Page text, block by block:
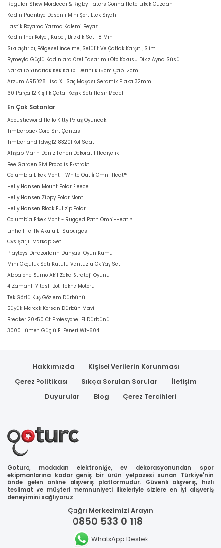
Regular Show Mordecai & Rigby Haters Gonna Hate Erkek Cüzdan
Kadın Puantiye Desenli Mini Şort Etek Siyah
Lastik Boyama Yazma Kalemi Beyaz
Kadın Inci Kolye , Küpe , Bileklik Set -8 Mm
Sıkılaştırıcı, Bölgesel İncelme, Selülit Ve Çatlak Karşıtı, Slim
Bymeyla Güçlü Kadınlara Özel Tasarımlı Oto Kokusu Dikiz Ayna Süsü
Narkalıp Yuvarlak Kek Kalıbı Derinlik 15cm Çap 12cm
Arzum AR5028 Lisa XL Saç Maşası Seramik Plaka 32mm
60 Parça 12 Kişilik Çatal Kaşık Seti Hasır Model
En Çok Satanlar
Acousticworld Hello Kitty Peluş Oyuncak
Timberback Core Sırt Çantası
Timberland Tdwgf2183201 Kol Saati
Ahşap Marin Deniz Feneri Dekoratif Hediyelik
Bee Garden Sivi Propolis Ekstrakt
Columbia Erkek Mont - White Out İi Omni-Heat™
Helly Hansen Mount Polar Fleece
Helly Hansen Zippy Polar Mont
Helly Hansen Block Fullzip Polar
Columbia Erkek Mont - Rugged Path Omni-Heat™
Einhell Te-Hv Akülü El Süpürgesi
Cvs Şarjli Matkap Seti
Playtoys Dinazorların Dünyası Oyun Kumu
Mini Okçuluk Seti Kutulu Vantuzlu Ok Yay Seti
Abbalone Sumo Akil Zeka Strateji Oyunu
4 Zamanlı Vitesli Bot-Tekne Motoru
Tek Gözlü Kuş Gözlem Dürbünü
Büyük Mercek Korsan Dürbün Mavi
Breaker 20×50 Ct Profesyonel El Dürbünü
3000 Lümen Güçlü El Feneri Wt-604
Hakkımızda
Kişisel Verilerin Korunması
Çerez Politikası
Sıkça Sorulan Sorular
İletişim
Duyurular
Blog Çerez Tercihleri
Goturc, modadan elektroniğe, ev dekorasyonundan spor
ekipmanlarına kadar geniş bir ürün yelpazesi sunan Türkiye'nin
önde gelen online alışveriş platformudur. Güvenli alışveriş, hızlı
teslimat ve müşteri memnuniyeti ilkeleriyle sizlere en iyi alışveriş
deneyimini sağlıyoruz.
Çağrı Merkezimizi Arayın
0850 533 0 118
WhatsApp Destek